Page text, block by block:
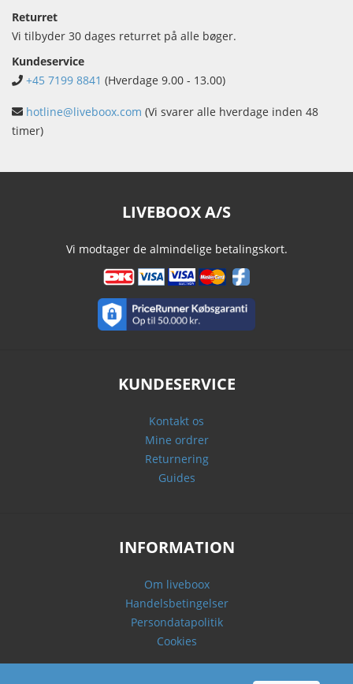
Returret
Vi tilbyder 30 dages returret på alle bøger.
Kundeservice
+45 7199 8841 (Hverdage 9.00 - 13.00)
hotline@liveboox.com (Vi svarer alle hverdage inden 48
timer)
LIVEBOOX A/S
Vi modtager de almindelige betalingskort.
KUNDESERVICE
Kontakt os
Mine ordrer
Returnering
Guides
INFORMATION
Om liveboox
Handelsbetingelser
Persondatapolitik
Cookies